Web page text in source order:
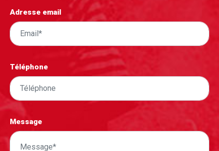
Adresse email
Téléphone
Message